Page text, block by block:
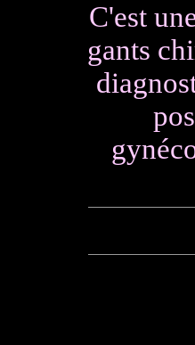
C'est
gants